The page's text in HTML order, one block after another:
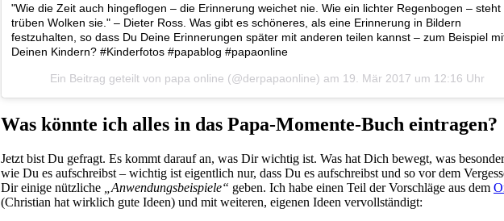
"Wie die Zeit auch hingeflogen – die Erinnerung weichet nie. Wie ein lichter Regenbogen – steht
trüben Wolken sie." – Dieter Ross. Was gibt es schöneres, als eine Erinnerung in Bildern
festzuhalten, so dass Du Deine Erinnerungen später mit anderen teilen kannst – zum Beispiel
Deinen Kindern? #Kinderfotos #papablog #papaonline
Ein Beitrag geteilt von papa online (@derpapaonline) am 19. Mär 2017 um 12:16 Uhr
Was könnte ich alles in das Papa-Momente-Buch eintragen?
Jetzt bist Du gefragt. Es kommt darauf an, was Dir wichtig ist. Was hat Dich bewegt, was
wie Du es aufschreibst – wichtig ist eigentlich nur, dass Du es aufschreibst und so vor dem
Dir einige nützliche
„Anwendungsbeispiele“ geben. Ich habe einen Teil der Vorschläge aus dem
(Christian hat wirklich gute Ideen) und mit weiteren, eigenen Ideen vervollständigt: